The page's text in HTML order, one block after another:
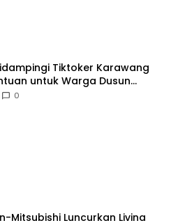
Tiktoker Karawang
untuk Warga Dusun
Karangligar
0
Mitsubishi Luncurkan Livina